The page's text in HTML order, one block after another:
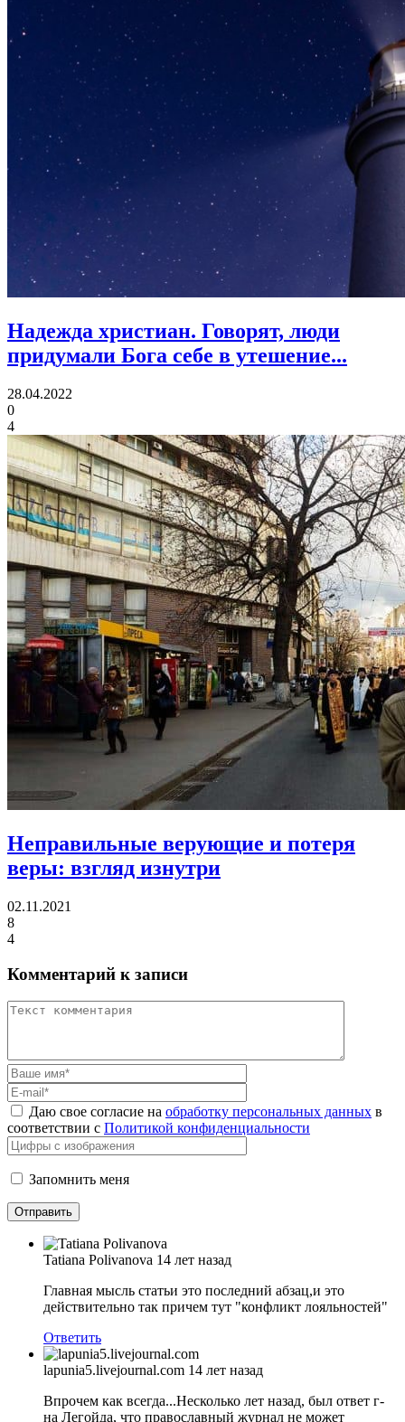
Надежда христиан. Говорят, люди
придумали Бога себе в утешение...
28.04.2022
0
4
Неправильные верующие и потеря
веры: взгляд изнутри
02.11.2021
8
4
Комментарий к записи
Даю свое согласие на обработку персональных данных в
соответствии с Политикой конфиденциальности
Запомнить меня
Tatiana Polivanova 14 лет назад
Главная мысль статьи это последний абзац,и это
действительно так причем тут "конфликт лояльностей"
Ответить
lapunia5.livejournal.com 14 лет назад
Впрочем как всегда...Несколько лет назад, был ответ г-
на Легойда, что православный журнал не может